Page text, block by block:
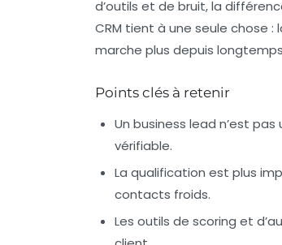
d’outils et de bruit, la
CRM tient à une seule chose
marche plus depuis
Points clés à retenir
Un business lead n’est
vérifiable.
La qualification est plus
contacts froids.
Les outils de scoring et